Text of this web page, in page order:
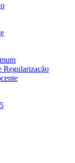
Regularização